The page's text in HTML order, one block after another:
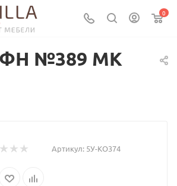
0
№389 МК
Артикул: 5У-КО374